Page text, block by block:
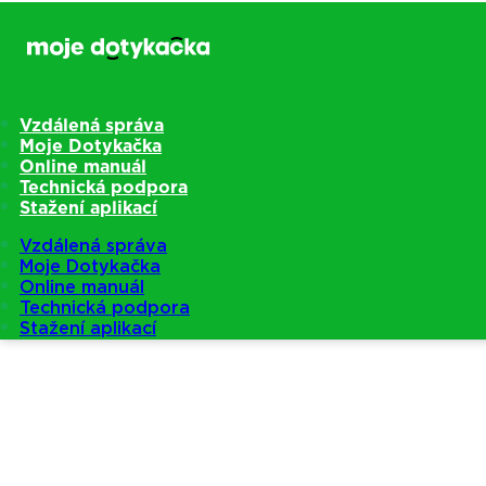
Vzdálená správa
Moje Dotykačka
Online manuál
Technická podpora
Stažení aplikací
Vzdálená správa
Moje Dotykačka
Online manuál
Technická podpora
Stažení aplikací